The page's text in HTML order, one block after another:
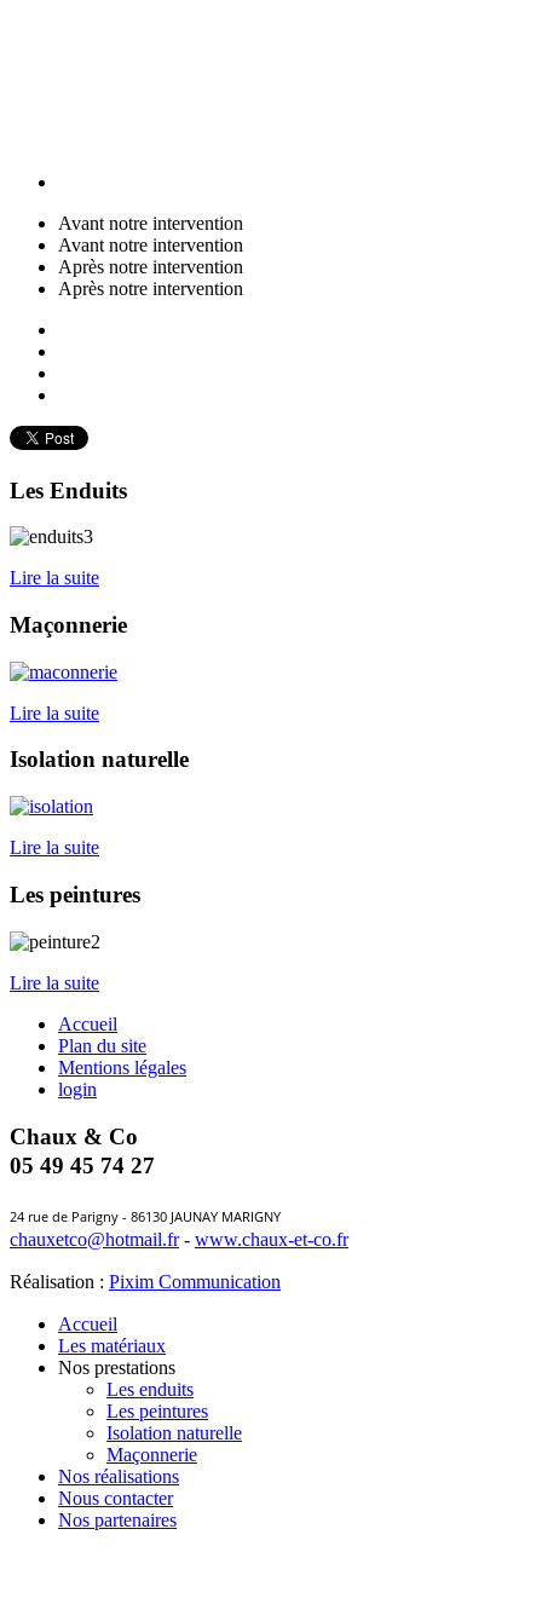
Avant notre intervention
Avant notre intervention
Après notre intervention
Après notre intervention
Les Enduits
Lire la suite
Maçonnerie
Lire la suite
Isolation naturelle
Lire la suite
Les peintures
Lire la suite
Accueil
Plan du site
Mentions légales
login
Chaux & Co
05 49 45 74 27
24 rue de Parigny - 86130 JAUNAY MARIGNY
chauxetco@hotmail.fr- www.chaux-et-co.fr
Réalisation : Pixim Communication
Accueil
Les matériaux
Nos prestations
Les enduits
Les peintures
Isolation naturelle
Maçonnerie
Nos réalisations
Nous contacter
Nos partenaires